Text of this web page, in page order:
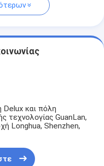
Delux και πόλη
τεχνολογίας GuanLan,
Longhua, Shenzhen,